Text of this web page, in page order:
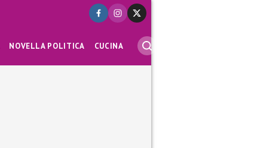
NOVELLA POLITICA CUCINA